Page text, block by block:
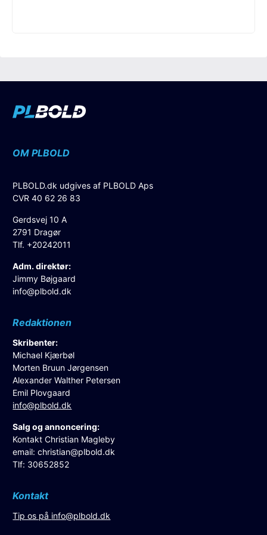
OM PLBOLD
PLBOLD.dk udgives af PLBOLD Aps
CVR 40 62 26 83
Gerdsvej 10 A
2791 Dragør
Tlf. +20242011
Adm. direktør:
Jimmy Bøjgaard
info@plbold.dk
Redaktionen
Skribenter:
Michael Kjærbøl
Morten Bruun Jørgensen
Alexander Walther Petersen
Emil Plovgaard
info@plbold.dk
Salg og annoncering:
Kontakt Christian Magleby
email:christian@plbold.dk
Tlf: 30652852
Kontakt
Tip os på info@plbold.dk